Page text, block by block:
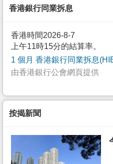
香港銀行同業拆息
香港時間2026-8-7
上午11時15分的結算率。
1 個月 香港銀行同業拆息
由香港銀行公會網頁提供
按揭新聞